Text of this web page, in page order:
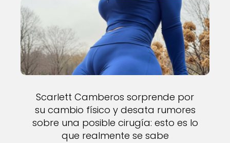
Scarlett Camberos sorprende por
su cambio físico y desata rumores
sobre una posible cirugía: esto es lo
que realmente se sabe